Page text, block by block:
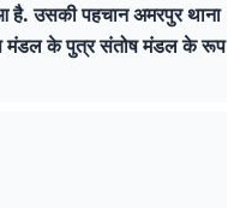
है. उसकी पहचान अमरपुर थाना
मंडल के पुत्र संतोष मंडल के रूप